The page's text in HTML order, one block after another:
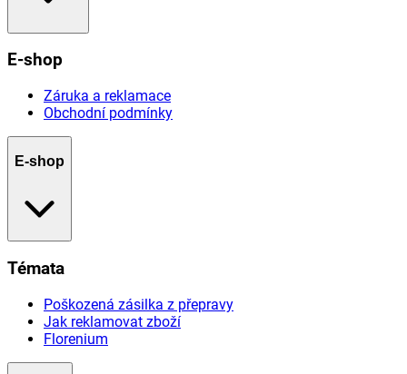
E-shop
Záruka a reklamace
Obchodní podmínky
E-shop
Témata
Poškozená zásilka z přepravy
Jak reklamovat zboží
Florenium